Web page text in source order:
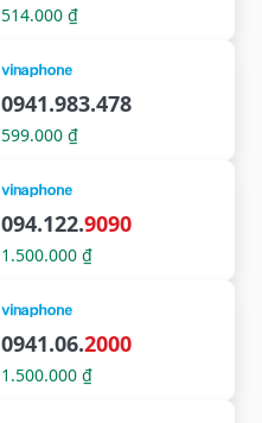
514.000 ₫
0941.983.478
599.000 ₫
094.122.9090
1.500.000 ₫
0941.06.2000
1.500.000 ₫